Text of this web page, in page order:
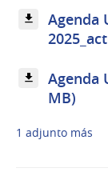
Agenda
Agenda
MB)
1 adjunto más